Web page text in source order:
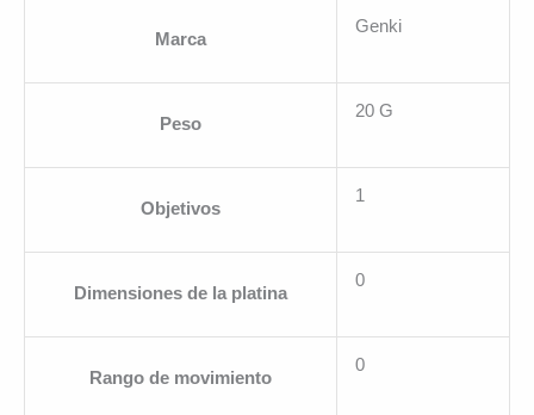
Marca
Genki
Peso
20 G
Objetivos
1
Dimensiones de la platina
0
Rango de movimiento
0